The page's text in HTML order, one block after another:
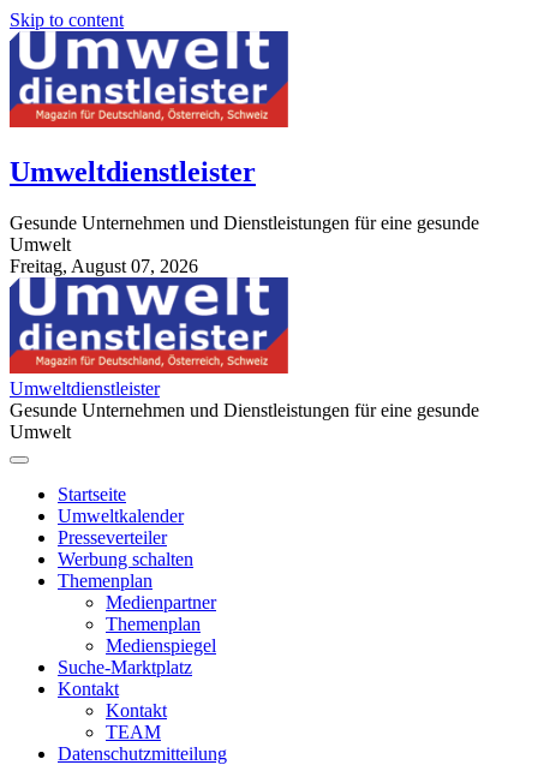
Skip to content
Umweltdienstleister
Gesunde Unternehmen und Dienstleistungen für eine gesunde
Umwelt
Freitag, August 07, 2026
StuttgartApotheke.com
Umweltdienstleister
Gesunde Unternehmen und Dienstleistungen für eine gesunde
Umwelt
Startseite
Umweltkalender
Presseverteiler
Werbung schalten
Themenplan
Medienpartner
Themenplan
Medienspiegel
Suche-Marktplatz
Kontakt
Kontakt
TEAM
Datenschutzmitteilung